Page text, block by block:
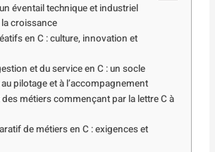
éventail technique et industriel
croissance
en C : culture, innovation et
et du service en C : un socle
pilotage et à l’accompagnement
métiers commençant par la lettre C à
de métiers en C : exigences et